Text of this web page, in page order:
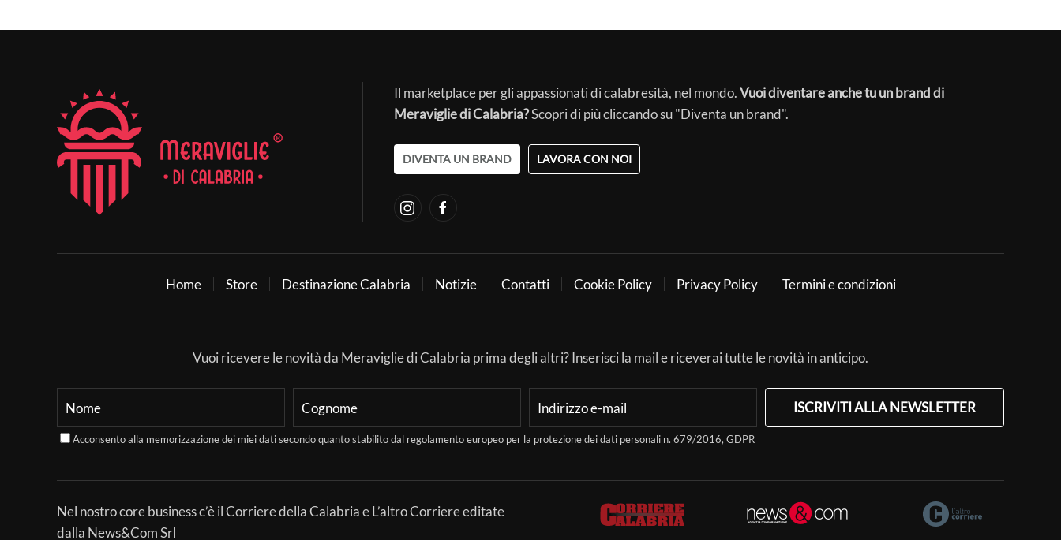
Il marketplace per gli appassionati di calabresità, nel mondo.Vuoi diventare anche tu un brand di
Meraviglie di Calabria?Scopri di più cliccando su "Diventa un brand".
DIVENTA UN BRAND LAVORA CON NOI
Home Store Destinazione Calabria Notizie Contatti Cookie Policy Privacy Policy Termini e condizioni
Vuoi ricevere le novità da Meraviglie di Calabria prima degli altri? Inserisci la mail e riceverai tutte le novità in anticipo.
ISCRIVITI ALLA NEWSLETTER
Acconsento alla memorizzazione dei miei dati secondo quanto stabilito dal regolamento europeo per la protezione dei dati personali n. 679/2016, GDPR
Nel nostro core business c’è il Corriere della Calabria e L’altro Corriere editate
dalla News&Com Srl